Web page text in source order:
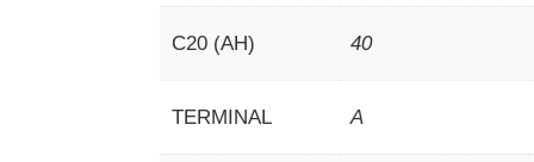
C20 (AH) 40
TERMINAL A